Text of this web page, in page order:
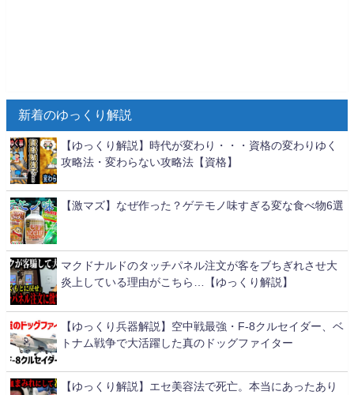
新着のゆっくり解説
【ゆっくり解説】時代が変わり・・・資格の変わりゆく
攻略法・変わらない攻略法【資格】
【激マズ】なぜ作った？ゲテモノ味すぎる変な食べ物6選
マクドナルドのタッチパネル注文が客をブちぎれさせ大
炎上している理由がこちら…【ゆっくり解説】
【ゆっくり兵器解説】空中戦最強・F-8クルセイダー、ベ
トナム戦争で大活躍した真のドッグファイター
【ゆっくり解説】エセ美容法で死亡。本当にあったあり